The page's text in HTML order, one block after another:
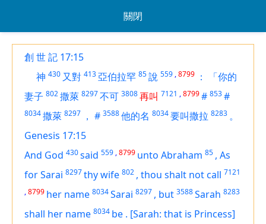
關閉
創 世 記 17:15
神 430 又對 413亞伯拉罕 85說 559 ,8799 ：
「你的
妻子 802撒萊 8297不可 3808再叫 7121 ,8799# 853#
8034撒萊 8297 ， # 3588他的名 8034要叫撒拉 8283 。
Genesis 17:15
And God 430said 559 ,8799 unto Abraham 85 , As
for Sarai 8297thy wife 802 , thou shalt not call 7121
,8799 her name 8034Sarai 8297 , but 3588Sarah 8283
shall her name 8034 be . [Sarah: that is Princess]